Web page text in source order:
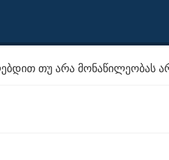
თუ არა მონაწილეობას